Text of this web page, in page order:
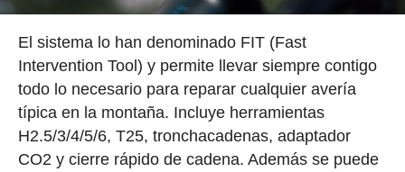
El sistema lo han denominado FIT (Fast
Intervention Tool) y permite llevar siempre contigo
todo lo necesario para reparar cualquier avería
típica en la montaña. Incluye herramientas
H2.5/3/4/5/6, T25, tronchacadenas, adaptador
CO2 y cierre rápido de cadena. Además se puede